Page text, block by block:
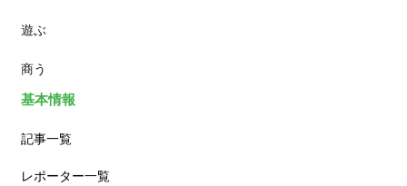
カフェ
遊ぶ
商う
基本情報
記事一覧
レポーター一覧